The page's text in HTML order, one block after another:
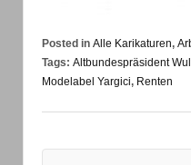
Posted in Alle Karikaturen,
Tags: Altbundespräsident
Modelabel Yargici, Renten